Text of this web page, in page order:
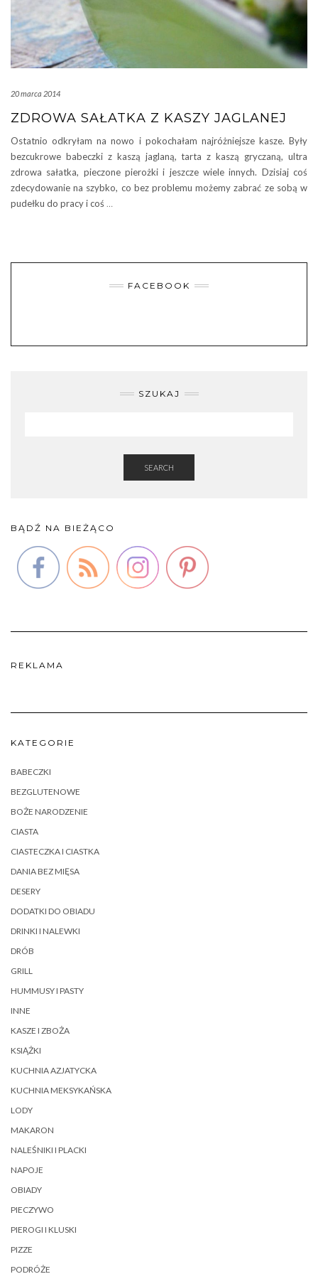
20 marca 2014
ZDROWA SAŁATKA Z KASZY JAGLANEJ
Ostatnio odkryłam na nowo i pokochałam najróżniejsze kasze. Były
bezcukrowe babeczki z kaszą jaglaną, tarta z kaszą gryczaną, ultra
zdrowa sałatka, pieczone pierożki i jeszcze wiele innych. Dzisiaj coś
zdecydowanie na szybko, co bez problemu możemy zabrać ze sobą w
pudełku do pracy i coś …
FACEBOOK
SZUKAJ
SEARCH
BĄDŹ NA BIEŻĄCO
REKLAMA
KATEGORIE
BABECZKI
BEZGLUTENOWE
BOŻE NARODZENIE
CIASTA
CIASTECZKA I CIASTKA
DANIA BEZ MIĘSA
DESERY
DODATKI DO OBIADU
DRINKI I NALEWKI
DRÓB
GRILL
HUMMUSY I PASTY
INNE
KASZE I ZBOŻA
KSIĄŻKI
KUCHNIA AZJATYCKA
KUCHNIA MEKSYKAŃSKA
LODY
MAKARON
NALEŚNIKI I PLACKI
NAPOJE
OBIADY
PIECZYWO
PIEROGI I KLUSKI
PIZZE
PODRÓŻE